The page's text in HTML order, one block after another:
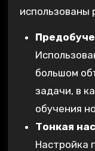
использованы
большом
задачи, в
обучения
Тонкая
Настройка